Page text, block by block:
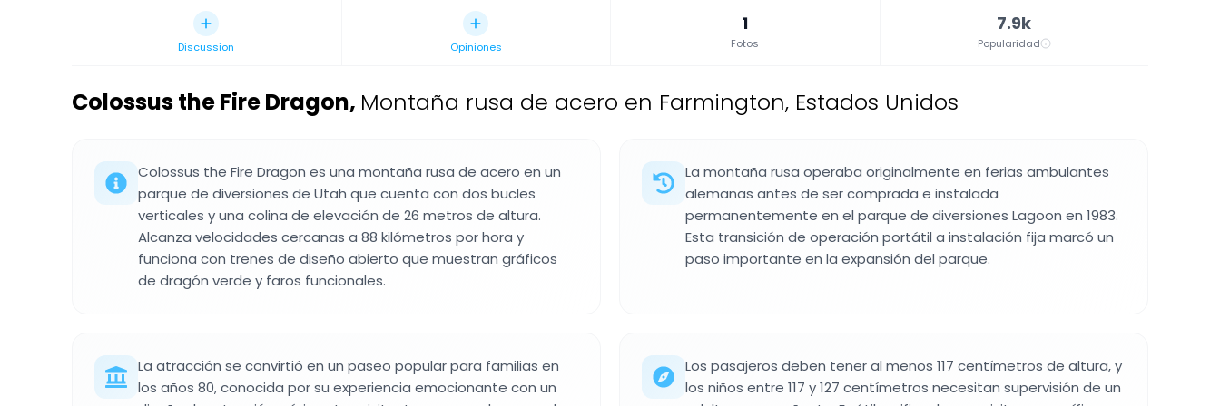
Discussion Opiniones
1
Fotos
7.9k
Popularidad
Colossus the Fire Dragon, Montaña rusa de acero en Farmington, Estados Unidos
Colossus the Fire Dragon es una montaña rusa de acero en un
parque de diversiones de Utah que cuenta con dos bucles
verticales y una colina de elevación de 26 metros de altura.
Alcanza velocidades cercanas a 88 kilómetros por hora y
funciona con trenes de diseño abierto que muestran gráficos
de dragón verde y faros funcionales.
La montaña rusa operaba originalmente en ferias ambulantes
alemanas antes de ser comprada e instalada
permanentemente en el parque de diversiones Lagoon en 1983.
Esta transición de operación portátil a instalación fija marcó un
paso importante en la expansión del parque.
La atracción se convirtió en un paseo popular para familias en
los años 80, conocida por su experiencia emocionante con un
Los pasajeros deben tener al menos 117 centímetros de altura, y
los niños entre 117 y 127 centímetros necesitan supervisión de un